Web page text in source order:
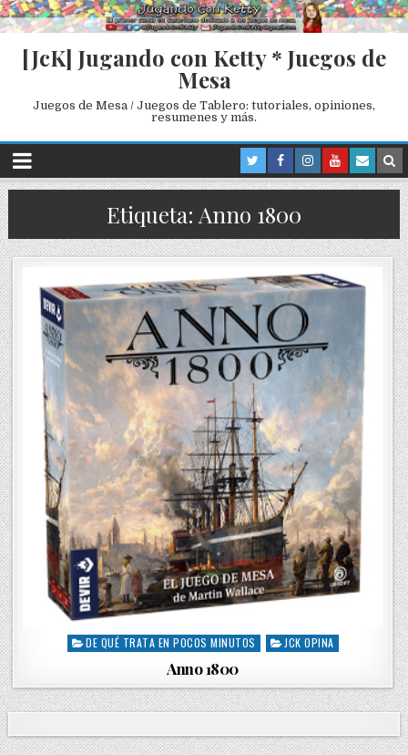
[JcK] Jugando con Ketty * Juegos de
Mesa
Juegos de Mesa / Juegos de Tablero: tutoriales, opiniones,
resumenes y más.
Etiqueta: Anno 1800
P
t
e
d
DE QUÉ TRATA EN POCOS MINUTOS JCK OPINA
Anno 1800